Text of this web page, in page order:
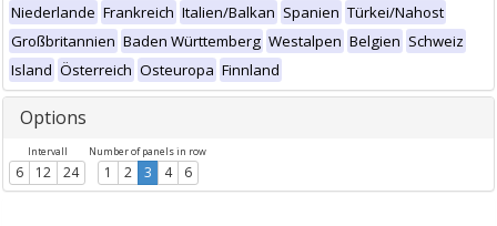
Niederlande Frankreich Italien/Balkan Spanien Türkei/Nahost
Großbritannien Baden Württemberg Westalpen Belgien Schweiz
Island Österreich Osteuropa Finnland
Options
Intervall
6 12 24
Number of panels in row
1 2 3 4 6